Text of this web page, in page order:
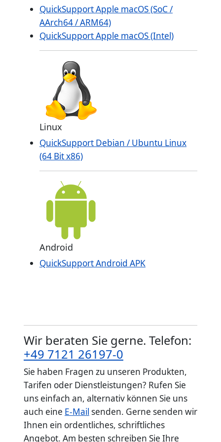
QuickSupport Apple macOS (SoC /
AArch64 / ARM64)
QuickSupport Apple macOS (Intel)
Linux
QuickSupport Debian / Ubuntu Linux
(64 Bit x86)
Android
QuickSupport Android APK
Wir beraten Sie gerne. Telefon:
+49 7121 26197-0
Sie haben Fragen zu unseren Produkten,
Tarifen oder Dienstleistungen? Rufen Sie
uns einfach an, alternativ können Sie uns
auch eine E-Mail senden. Gerne senden wir
Ihnen ein ordentliches, schriftliches
Angebot. Am besten schreiben Sie Ihre